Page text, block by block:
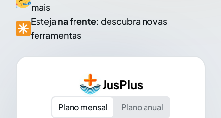
mais
Esteja na frente: descubra novas
ferramentas
JusPlus
Plano mensal
Plano anual